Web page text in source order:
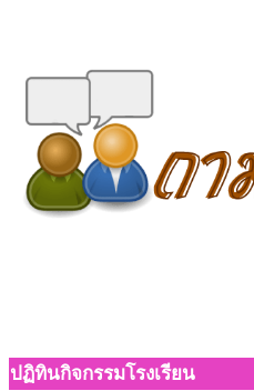
ปฏิทินกิจกรรมโรงเรียน